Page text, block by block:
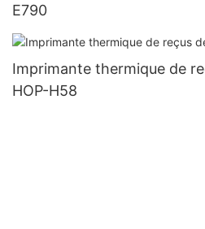
E790
Imprimante thermique de
HOP-H58